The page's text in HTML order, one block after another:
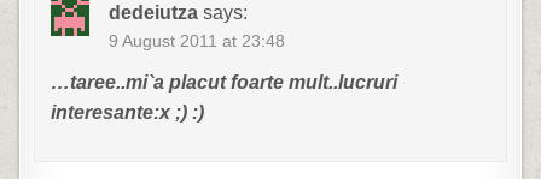
dedeiutza says:
9 August 2011 at 23:48
…taree..mi`a placut foarte mult..lucruri
interesante:x ;) :)